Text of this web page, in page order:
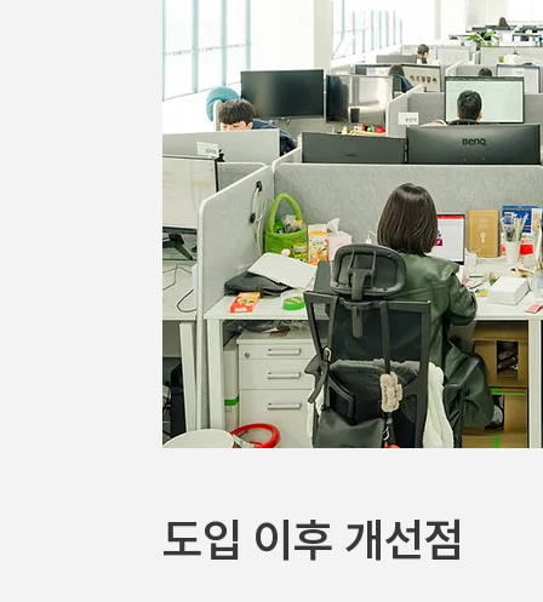
도입 이후 개선점